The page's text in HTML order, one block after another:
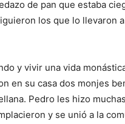
de pan que estaba
los que lo llevaron
y vivir una vida
en su casa dos monjes
Pedro les hizo
y se unió a la